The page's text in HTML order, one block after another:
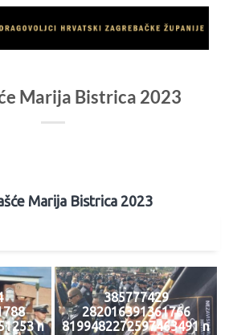
Marija Bistrica 2023
Marija Bistrica 2023
n
385777429
282016391361766
8199482272597463491 n